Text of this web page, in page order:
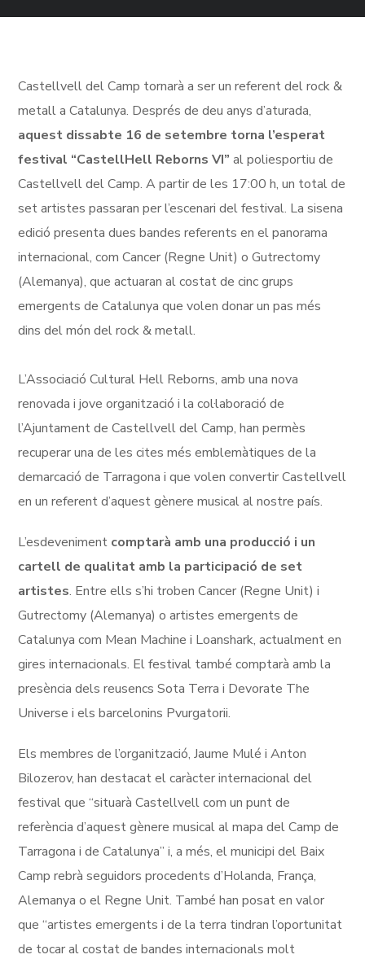
Castellvell del Camp tornarà a ser un referent del rock &
metall a Catalunya. Després de deu anys d’aturada,
aquest dissabte 16 de setembre torna l’esperat
festival “CastellHell Reborns VI” al poliesportiu de
Castellvell del Camp. A partir de les 17:00 h, un total de
set artistes passaran per l’escenari del festival. La sisena
edició presenta dues bandes referents en el panorama
internacional, com Cancer (Regne Unit) o Gutrectomy
(Alemanya), que actuaran al costat de cinc grups
emergents de Catalunya que volen donar un pas més
dins del món del rock & metall.
L’Associació Cultural Hell Reborns, amb una nova
renovada i jove organització i la col·laboració de
l’Ajuntament de Castellvell del Camp, han permès
recuperar una de les cites més emblemàtiques de la
demarcació de Tarragona i que volen convertir Castellvell
en un referent d’aquest gènere musical al nostre país.
L’esdeveniment comptarà amb una producció i un
cartell de qualitat amb la participació de set
artistes. Entre ells s’hi troben Cancer (Regne Unit) i
Gutrectomy (Alemanya) o artistes emergents de
Catalunya com Mean Machine i Loanshark, actualment en
gires internacionals. El festival també comptarà amb la
presència dels reusencs Sota Terra i Devorate The
Universe i els barcelonins Pvurgatorii.
Els membres de l’organització, Jaume Mulé i Anton
Bilozerov, han destacat el caràcter internacional del
festival que “situarà Castellvell com un punt de
referència d’aquest gènere musical al mapa del Camp de
Tarragona i de Catalunya” i, a més, el municipi del Baix
Camp rebrà seguidors procedents d’Holanda, França,
Alemanya o el Regne Unit. També han posat en valor
que “artistes emergents i de la terra tindran l’oportunitat
de tocar al costat de bandes internacionals molt